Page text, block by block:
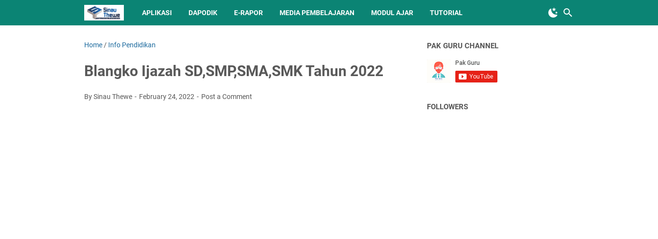
APLIKASI DAPODIK E-RAPOR MEDIA PEMBELAJARAN MODUL AJAR TUTORIAL
Home / Info Pendidikan
Blangko Ijazah SD,SMP,SMA,SMK Tahun 2022
By Sinau Thewe February 24, 2022 Post a Comment
PAK GURU CHANNEL
FOLLOWERS